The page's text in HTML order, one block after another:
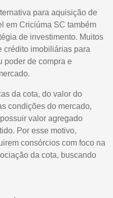
para aquisição de
em Criciúma SC também
de investimento. Muitos
crédito imobiliárias para
poder de compra e
da cota, do valor do
condições do mercado,
valor agregado
Por esse motivo,
consórcios com foco na
da cota, buscando